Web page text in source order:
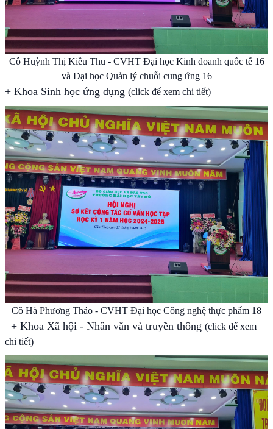
Cô Huỳnh Thị Kiều Thu - CVHT Đại học Kinh doanh quốc tế 16
và Đại học Quản lý chuỗi cung ứng 16
+ Khoa Sinh học ứng dụng (click để xem chi tiết)
Cô Hà Phương Thảo - CVHT Đại học Công nghệ thực phẩm 18
+ Khoa Xã hội - Nhân văn và truyền thông (click để xem
chi tiết)